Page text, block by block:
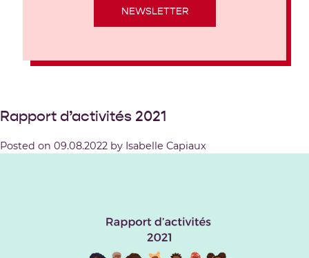
NEWSLETTER
Rapport d’activités 2021
Posted on 09.08.2022 by Isabelle Capiaux